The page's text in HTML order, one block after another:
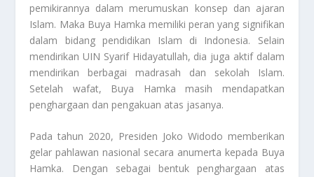
pemikirannya dalam merumuskan konsep dan ajaran
Islam. Maka Buya Hamka memiliki peran yang signifikan
dalam bidang pendidikan Islam di Indonesia. Selain
mendirikan UIN Syarif Hidayatullah, dia juga aktif dalam
mendirikan berbagai madrasah dan sekolah Islam.
Setelah wafat, Buya Hamka masih mendapatkan
penghargaan dan pengakuan atas jasanya.
Pada tahun 2020, Presiden Joko Widodo memberikan
gelar pahlawan nasional secara anumerta kepada Buya
Hamka. Dengan sebagai bentuk penghargaan atas